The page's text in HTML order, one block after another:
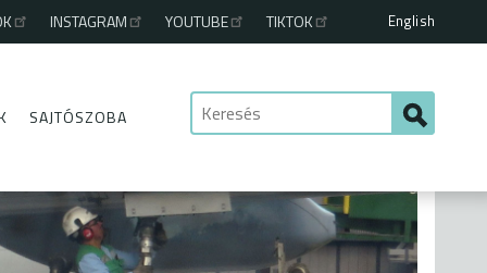
English
SAJTÓSZOBA
INSTAGRAM YOUTUBE TIKTOK